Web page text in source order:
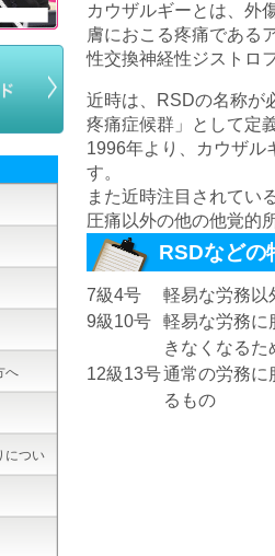
カウザルギーとは、外
膚におこる疼痛である
性交換神経性ジストロ
近時は、RSDの名称が
疼痛症候群」として定
1996年より、カウザ
す。
また近時注目されてい
圧痛以外の他の他覚的
RSDなどの
7級4号
軽易な労務以
9級10号
軽易な労務に
きなくなる
12級13号通常の労務に
るもの
へ
につい